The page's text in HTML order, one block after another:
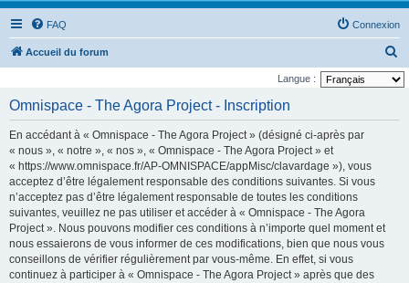
FAQ Connexion
Accueil du forum
e
Langue :
Omnispace - The Agora Project - Inscription
En accédant à « Omnispace - The Agora Project » (désigné ci-après par
« nous », « notre », « nos », « Omnispace - The Agora Project » et
« https://www.omnispace.fr/AP-OMNISPACE/appMisc/clavardage »), vous
acceptez d’être légalement responsable des conditions suivantes. Si vous
n’acceptez pas d’être légalement responsable de toutes les conditions
suivantes, veuillez ne pas utiliser et accéder à « Omnispace - The Agora
Project ». Nous pouvons modifier ces conditions à n’importe quel moment et
nous essaierons de vous informer de ces modifications, bien que nous vous
conseillons de vérifier régulièrement par vous-même. En effet, si vous
continuez à participer à « Omnispace - The Agora Project » après que des